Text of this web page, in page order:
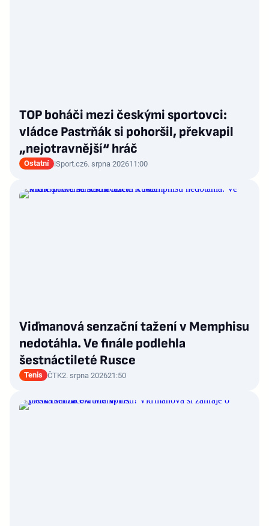
TOP boháči mezi českými sportovci:
vládce Pastrňák si pohoršil, překvapil
„nejotravnější“ hráč
Ostatní iSport.cz6. srpna 202611:00
Viďmanová senzační tažení v Memphisu
nedotáhla. Ve finále podlehla
šestnáctileté Rusce
Tenis ČTK2. srpna 202621:50